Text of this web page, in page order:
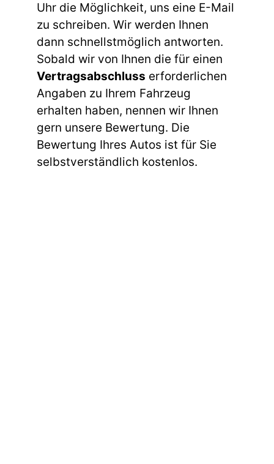
Uhr die Möglichkeit, uns eine E-Mail
zu schreiben. Wir werden Ihnen
dann schnellstmöglich antworten.
Sobald wir von Ihnen die für einen
Vertragsabschluss erforderlichen
Angaben zu Ihrem Fahrzeug
erhalten haben, nennen wir Ihnen
gern unsere Bewertung. Die
Bewertung Ihres Autos ist für Sie
selbstverständlich kostenlos.